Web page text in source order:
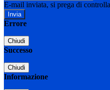
E-mail inviata, si prega di
Errore
Chiudi
Successo
Chiudi
Informazione